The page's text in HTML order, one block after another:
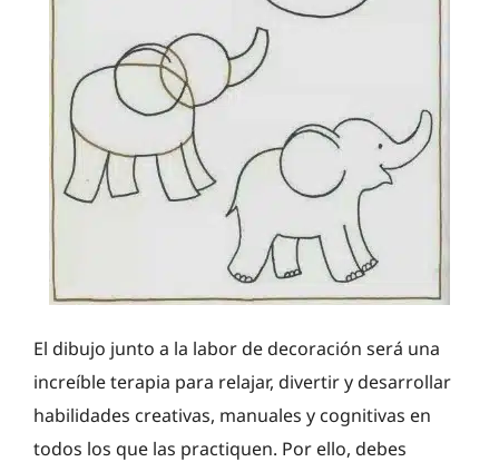
El dibujo junto a la labor de decoración será una
increíble terapia para relajar, divertir y desarrollar
habilidades creativas, manuales y cognitivas en
todos los que las practiquen. Por ello, debes